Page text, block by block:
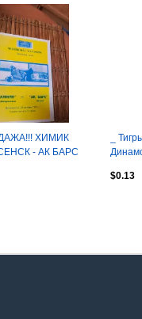
ХИМИК
- АК БАРС
_
$0.13